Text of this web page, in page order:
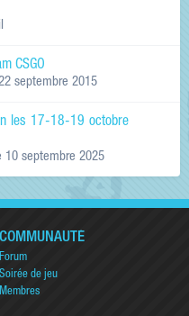
CSGO
septembre 2015
les 17-18-19 octobre
10 septembre 2025
COMMUNAUTÉ
Forum
Soirée de jeu
Membres